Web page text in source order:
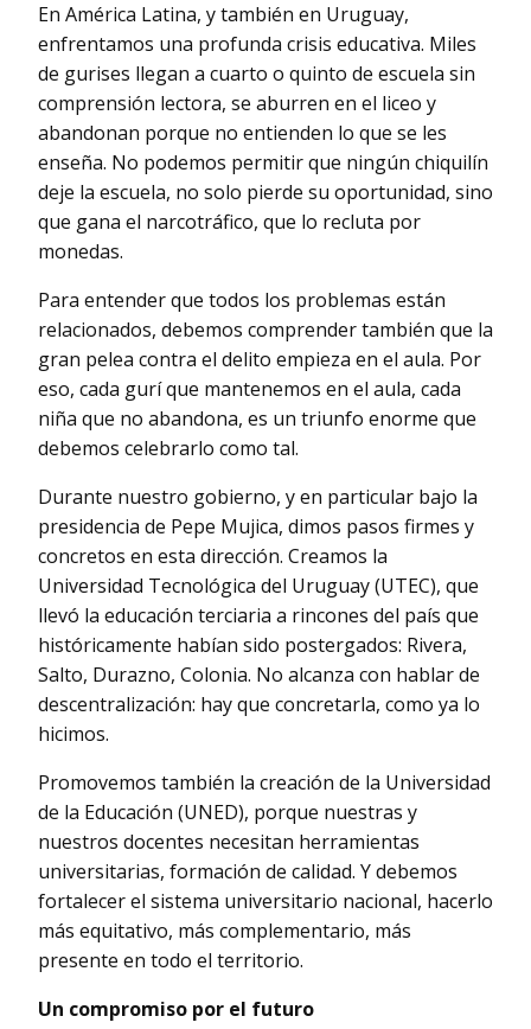
En América Latina, y también en Uruguay,
enfrentamos una profunda crisis educativa. Miles
de gurises llegan a cuarto o quinto de escuela sin
comprensión lectora, se aburren en el liceo y
abandonan porque no entienden lo que se les
enseña. No podemos permitir que ningún chiquilín
deje la escuela, no solo pierde su oportunidad, sino
que gana el narcotráfico, que lo recluta por
monedas.
Para entender que todos los problemas están
relacionados, debemos comprender también que la
gran pelea contra el delito empieza en el aula. Por
eso, cada gurí que mantenemos en el aula, cada
niña que no abandona, es un triunfo enorme que
debemos celebrarlo como tal.
Durante nuestro gobierno, y en particular bajo la
presidencia de Pepe Mujica, dimos pasos firmes y
concretos en esta dirección. Creamos la
Universidad Tecnológica del Uruguay (UTEC), que
llevó la educación terciaria a rincones del país que
históricamente habían sido postergados: Rivera,
Salto, Durazno, Colonia. No alcanza con hablar de
descentralización: hay que concretarla, como ya lo
hicimos.
Promovemos también la creación de la Universidad
de la Educación (UNED), porque nuestras y
nuestros docentes necesitan herramientas
universitarias, formación de calidad. Y debemos
fortalecer el sistema universitario nacional, hacerlo
más equitativo, más complementario, más
presente en todo el territorio.
Un compromiso por el futuro